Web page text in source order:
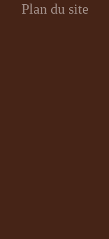
Plan du site